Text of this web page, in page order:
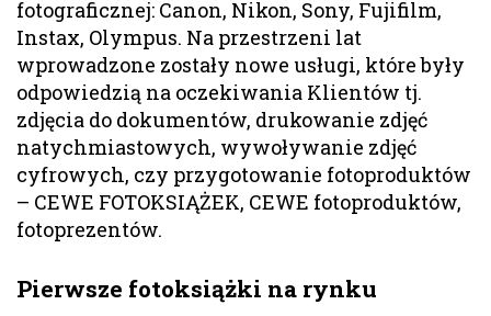
fotograficznej: Canon, Nikon, Sony, Fujifilm,
Instax, Olympus. Na przestrzeni lat
wprowadzone zostały nowe usługi, które były
odpowiedzią na oczekiwania Klientów tj.
zdjęcia do dokumentów, drukowanie zdjęć
natychmiastowych, wywoływanie zdjęć
cyfrowych, czy przygotowanie fotoproduktów
– CEWE FOTOKSIĄŻEK, CEWE fotoproduktów,
fotoprezentów.
Pierwsze fotoksiążki na rynku